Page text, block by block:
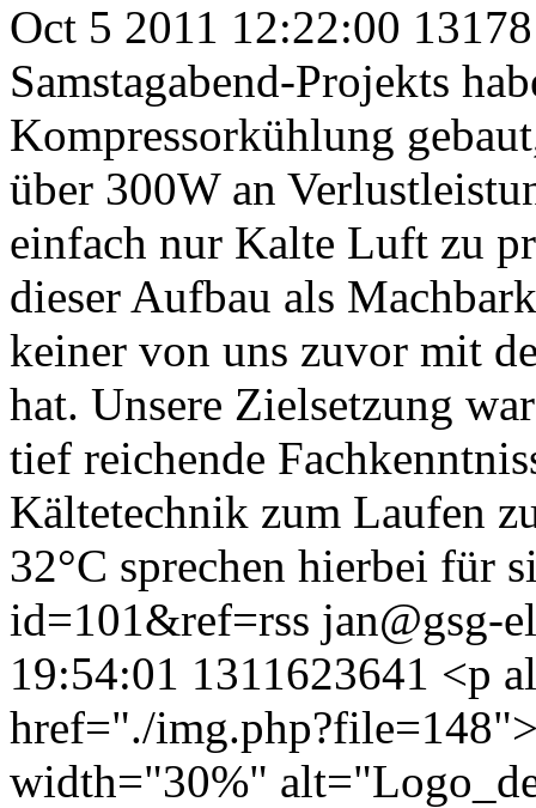
Oct 5 2011 12:22:00
Samstagabend-Projekts
Kompressorkühlung
über 300W an
einfach nur Kalte Luft zu
dieser Aufbau als
keiner von uns zuvor mit
hat. Unsere Zielsetzung
tief reichende
Kältetechnik zum Laufen
32°C sprechen hierbei für
id=101&ref=rss jan@gsg-
19:54:01 1311623641 <p
href="./
width="30%"